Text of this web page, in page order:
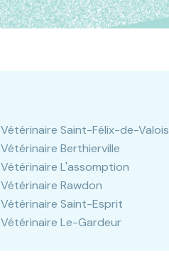
Vétérinaire Saint-Félix-de-Valois
Vétérinaire Berthierville
Vétérinaire L'assomption
Vétérinaire Rawdon
Vétérinaire Saint-Esprit
Vétérinaire Le-Gardeur